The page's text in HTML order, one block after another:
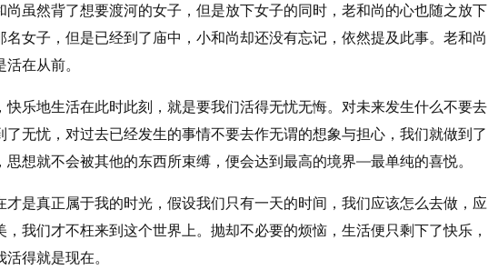
虽然背了想要渡河的女子，但是放下女子的同时，老和尚的心也随之放下
女子，但是已经到了庙中，小和尚却还没有忘记，依然提及此事。老和尚
在从前。
乐地生活在此时此刻，就是要我们活得无忧无悔。对未来发生什么不要去
无忧，对过去已经发生的事情不要去作无谓的想象与担心，我们就做到了
想就不会被其他的东西所束缚，便会达到最高的境界—最单纯的喜悦。
是真正属于我的时光，假设我们只有一天的时间，我们应该怎么去做，应
我们才不枉来到这个世界上。抛却不必要的烦恼，生活便只剩下了快乐，
得就是现在。